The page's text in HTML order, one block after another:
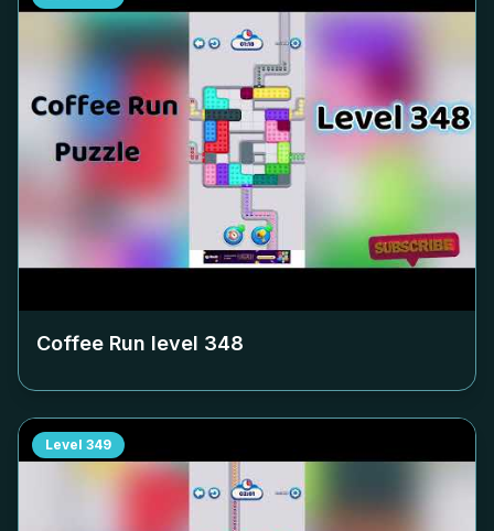
Coffee Run level 348
Level 349